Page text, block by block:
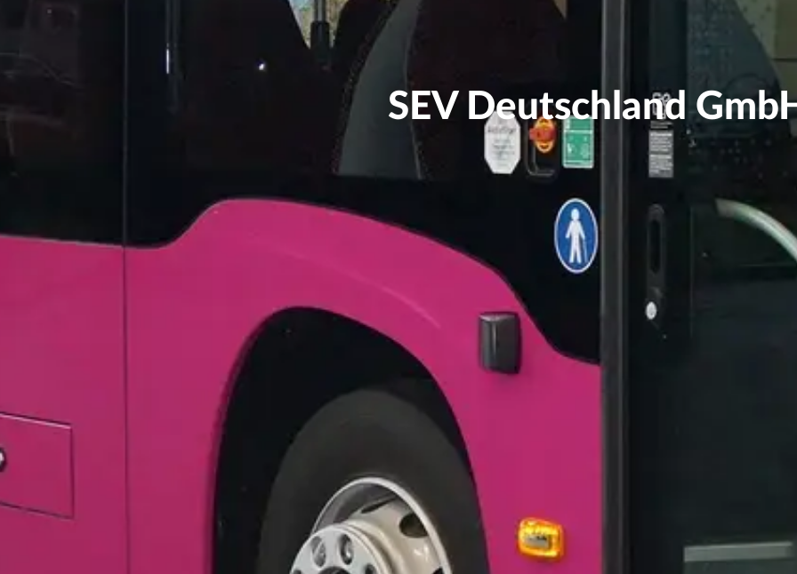
SEV Deutschland